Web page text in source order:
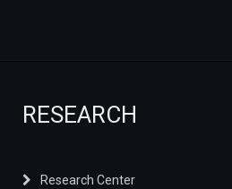
RESEARCH
Research Center